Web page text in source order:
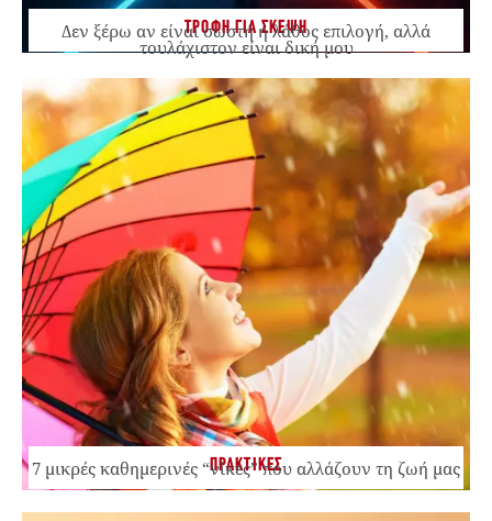
ΤΡΟΦΗ ΓΙΑ ΣΚΕΨΗ
Δεν ξέρω αν είναι σωστή ή λάθος επιλογή, αλλά
τουλάχιστον είναι δική μου
ΠΡΑΚΤΙΚΕΣ
7 μικρές καθημερινές “νίκες” που αλλάζουν τη ζωή μας